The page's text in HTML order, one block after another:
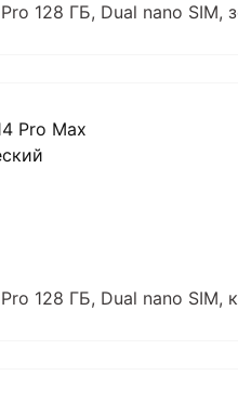
128 ГБ, Dual nano SIM,
128 ГБ, Dual nano SIM,